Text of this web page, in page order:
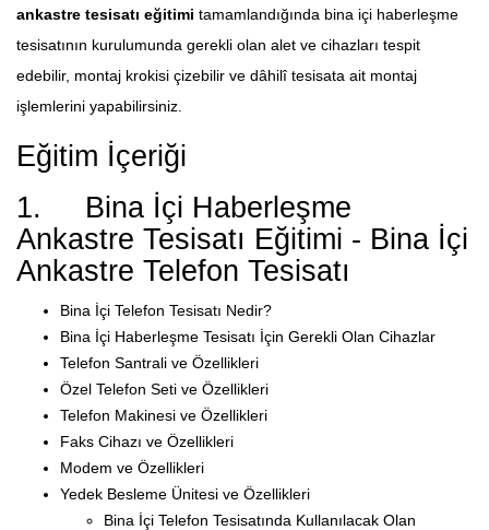
ankastre tesisatı eğitimi tamamlandığında bina içi haberleşme
tesisatının kurulumunda gerekli olan alet ve cihazları tespit
edebilir, montaj krokisi çizebilir ve dâhilî tesisata ait montaj
işlemlerini yapabilirsiniz.
Eğitim İçeriği
1. Bina İçi Haberleşme
Ankastre Tesisatı Eğitimi - Bina İçi
Ankastre Telefon Tesisatı
Bina İçi Telefon Tesisatı Nedir?
Bina İçi Haberleşme Tesisatı İçin Gerekli Olan Cihazlar
Telefon Santrali ve Özellikleri
Özel Telefon Seti ve Özellikleri
Telefon Makinesi ve Özellikleri
Faks Cihazı ve Özellikleri
Modem ve Özellikleri
Yedek Besleme Ünitesi ve Özellikleri
Bina İçi Telefon Tesisatında Kullanılacak Olan